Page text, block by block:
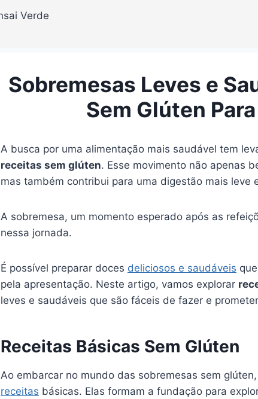
Sobremesas Leves e
Sem Glúten
A busca por uma alimentação mais saudável tem
receitas sem glúten. Esse movimento não apenas
mas também contribui para uma digestão mais leve
A sobremesa, um momento esperado após as
nessa jornada.
É possível preparar doces deliciosos e saudáveis
pela apresentação. Neste artigo, vamos explorar
leves e saudáveis que são fáceis de fazer e
Receitas Básicas Sem Glúten
Ao embarcar no mundo das sobremesas sem
receitas básicas. Elas formam a fundação para